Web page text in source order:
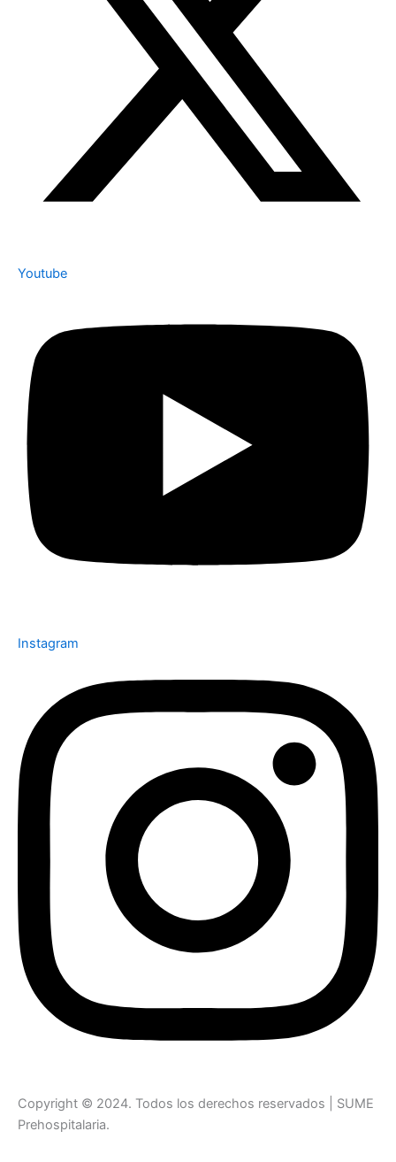
Youtube
Instagram
Copyright © 2024. Todos los derechos reservados | SUME
Prehospitalaria.